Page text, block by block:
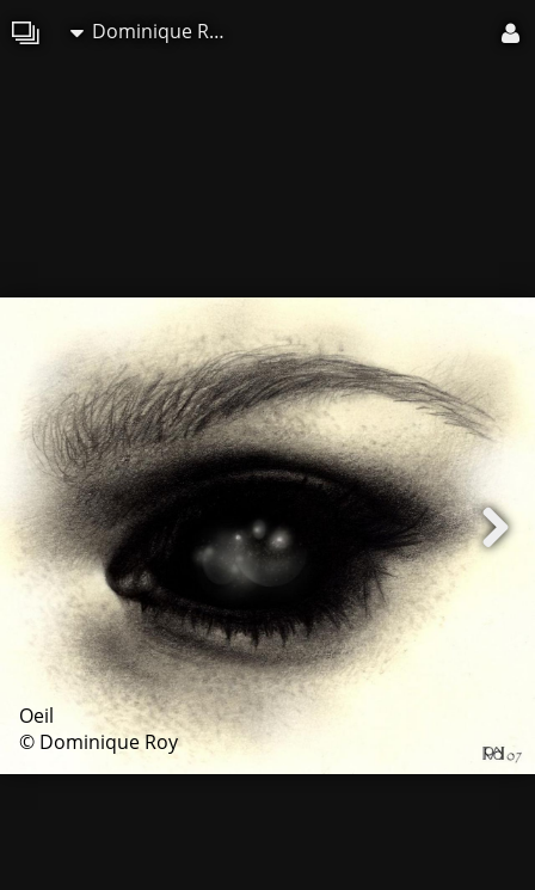
Dominique Roy
Oeil
© Dominique Roy